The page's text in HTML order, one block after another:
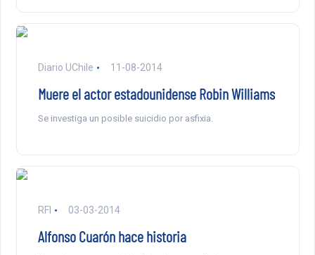
Diario UChile 11-08-2014
Muere el actor estadounidense Robin Williams
Se investiga un posible suicidio por asfixia.
RFI 03-03-2014
Alfonso Cuarón hace historia